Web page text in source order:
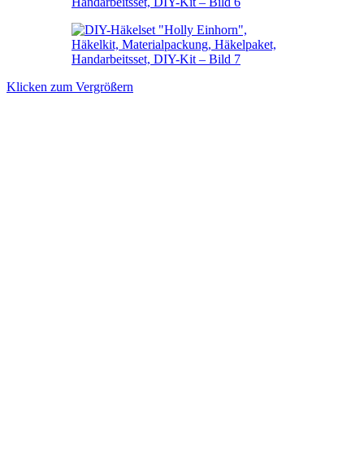
Klicken zum Vergrößern